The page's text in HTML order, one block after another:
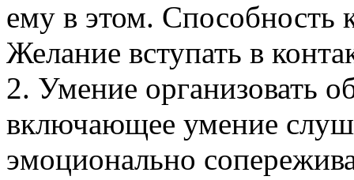
ему в этом. Способность
Желание вступать в
2. Умение организовать
включающее умение
эмоционально